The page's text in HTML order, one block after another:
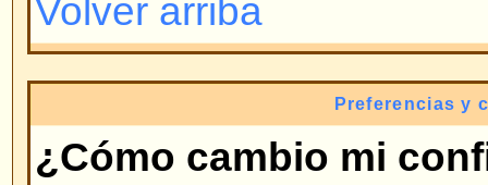
ingresado en el foro
bloques), la segunda es el
generalmente único y personal.
decide si se pueden usar o no.